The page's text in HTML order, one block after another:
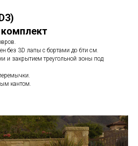
без 3D лапы с бортами до 6ти см.
и закрытием треугольной зоны под
кантом.